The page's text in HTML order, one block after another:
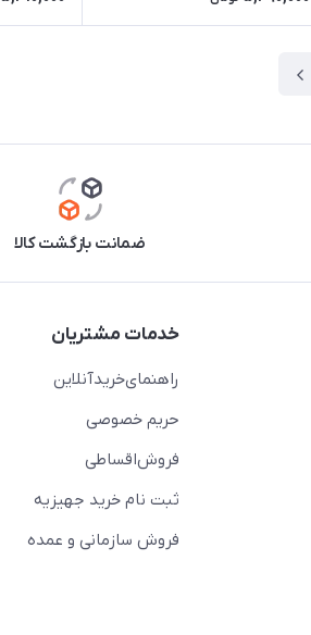
ضمانت بازگشت کالا
خدمات مشتریان
راهنمای‌خرید‌آنلاین
حریم خصوصی
فروش‌اقساطی
ثبت نام خرید جهیزیه
فروش سازمانی و عمده